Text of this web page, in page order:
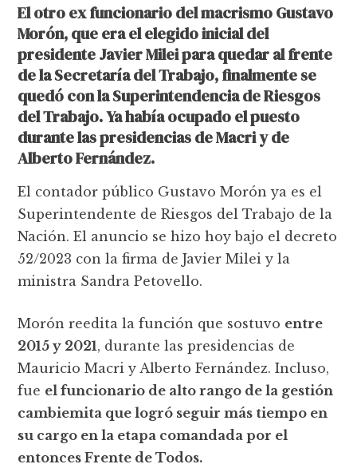
El otro ex funcionario del macrismo Gustavo
Morón, que era el elegido inicial del
presidente Javier Milei para quedar al frente
de la Secretaría del Trabajo, finalmente se
quedó con la Superintendencia de Riesgos
del Trabajo. Ya había ocupado el puesto
durante las presidencias de Macri y de
Alberto Fernández.
El contador público Gustavo Morón ya es el
Superintendente de Riesgos del Trabajo de la
Nación. El anuncio se hizo hoy bajo el decreto
52/2023 con la firma de Javier Milei y la
ministra Sandra Petovello.
Morón reedita la función que sostuvo entre
2015 y 2021, durante las presidencias de
Mauricio Macri y Alberto Fernández. Incluso,
fue el funcionario de alto rango de la gestión
cambiemita que logró seguir más tiempo en
su cargo en la etapa comandada por el
entonces Frente de Todos.